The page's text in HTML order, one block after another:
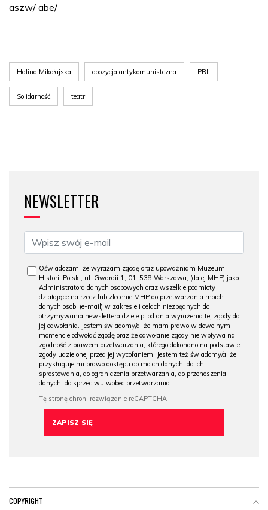
aszw/ abe/
Halina Mikołajska opozycja antykomunistczna PRL
Solidarność teatr
NEWSLETTER
Oświadczam, że wyrażam zgodę oraz upoważniam Muzeum
Historii Polski, ul. Gwardii 1, 01-538 Warszawa, (dalej MHP) jako
Administratora danych osobowych oraz wszelkie podmioty
działające na rzecz lub zlecenie MHP do przetwarzania moich
danych osob. (e-mail) w zakresie i celach niezbędnych do
otrzymywania newslettera dzieje.pl od dnia wyrażenia tej zgody do
jej odwołania. Jestem świadomy/a, że mam prawo w dowolnym
momencie odwołać zgodę oraz że odwołanie zgody nie wpływa na
zgodność z prawem przetwarzania, którego dokonano na podstawie
zgody udzielonej przed jej wycofaniem. Jestem też świadomy/a, że
przysługuje mi prawo dostępu do moich danych, do ich
sprostowania, do ograniczenia przetwarzania, do przenoszenia
danych, do sprzeciwu wobec przetwarzania.
COPYRIGHT